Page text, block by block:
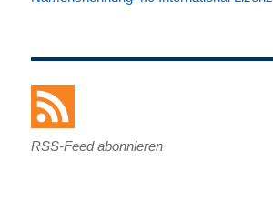
RSS-Feed abonnieren